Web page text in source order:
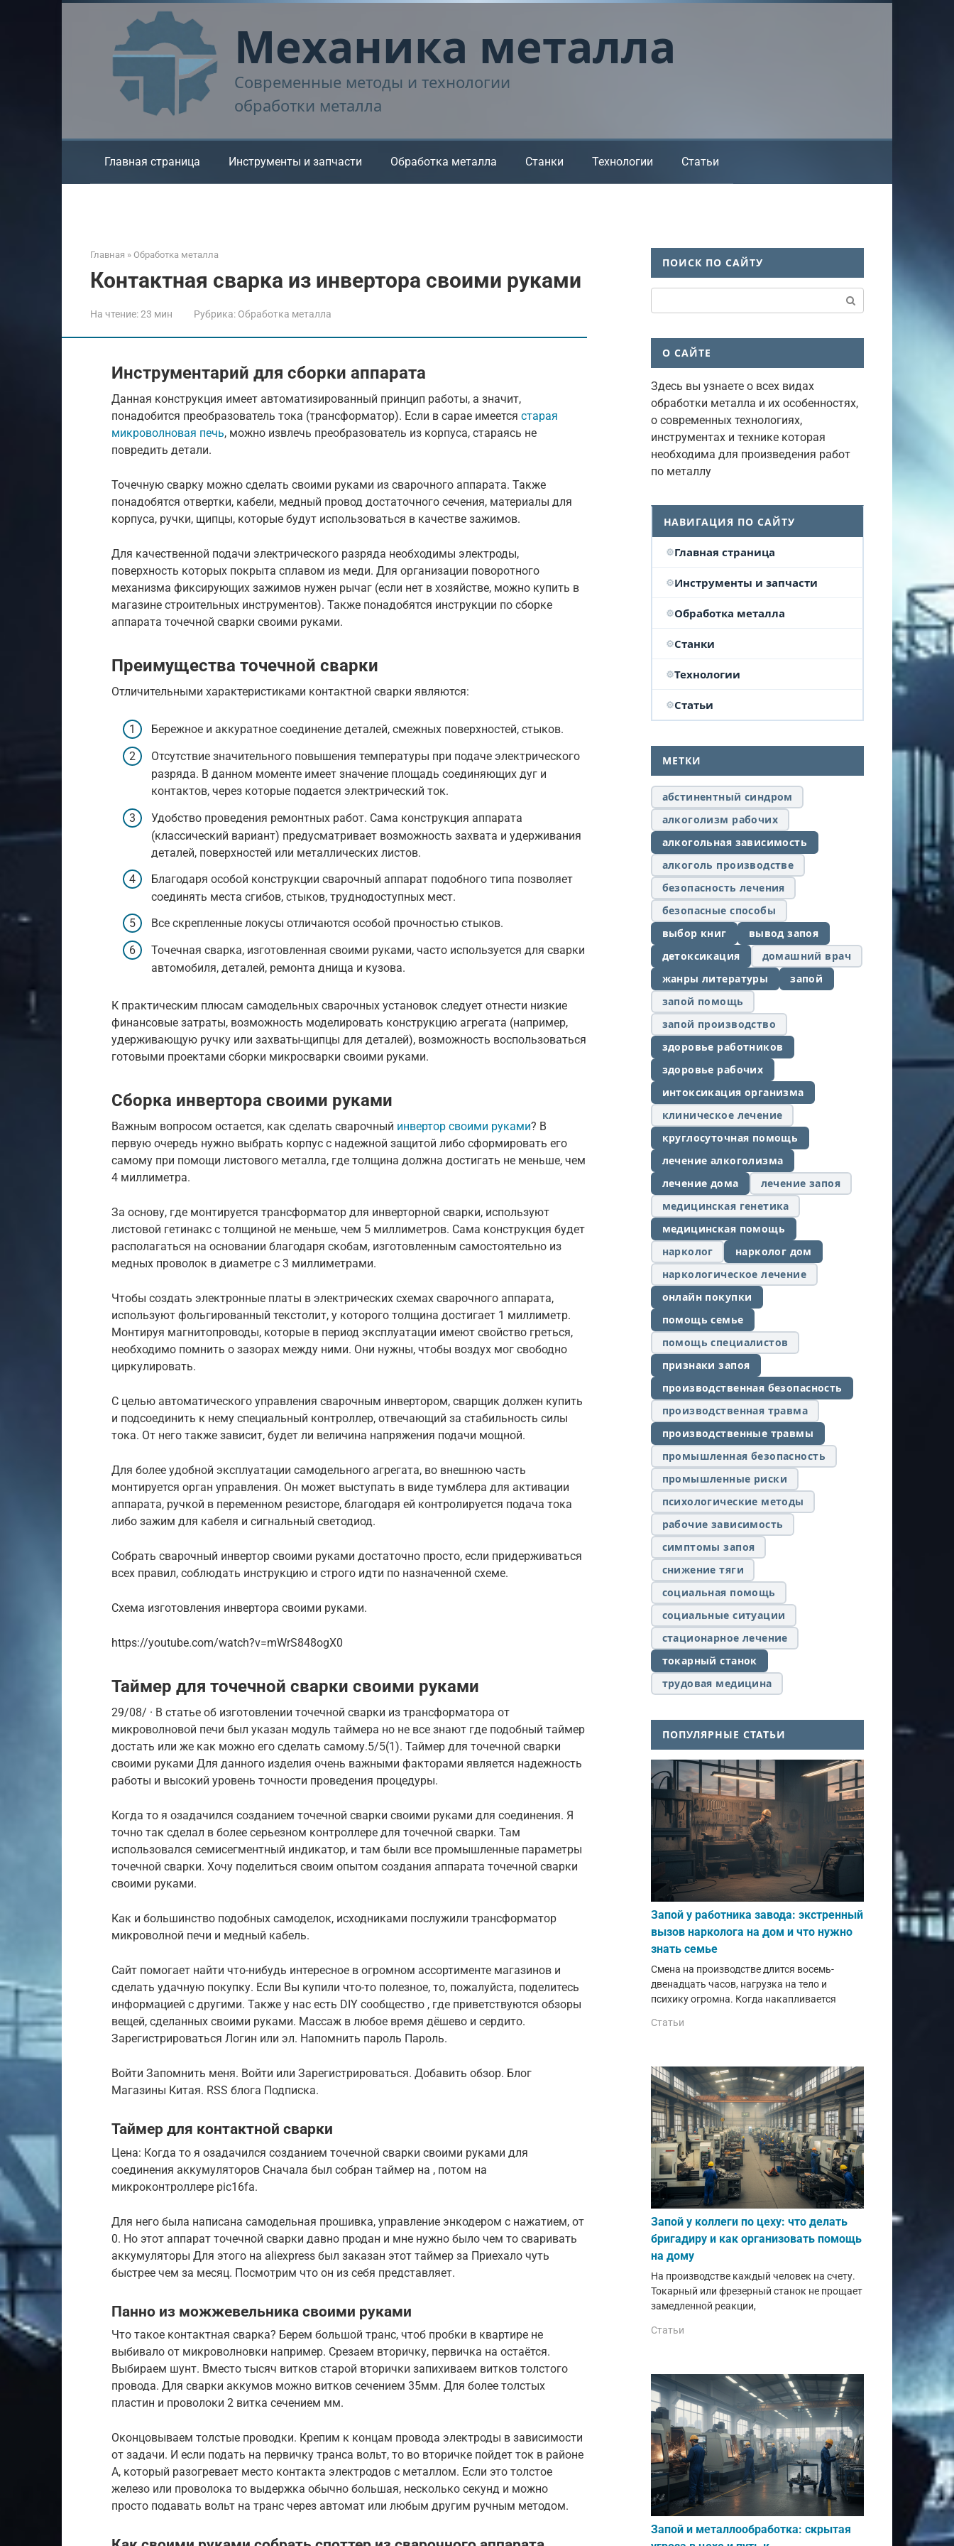
Механика металла
Современные методы и технологии
обработки металла
Главная страница Инструменты и запчасти Обработка металла Станки Технологии Статьи
Главная » Обработка металла
Контактная сварка из инвертора своими руками
На чтение:23 мин Рубрика: Обработка металла
Инструментарий для сборки аппарата
Данная конструкция имеет автоматизированный принцип работы, а значит,
понадобится преобразователь тока (трансформатор). Если в сарае имеется старая
микроволновая печь, можно извлечь преобразователь из корпуса, стараясь не
повредить детали.
Точечную сварку можно сделать своими руками из сварочного аппарата. Также
понадобятся отвертки, кабели, медный провод достаточного сечения, материалы для
корпуса, ручки, щипцы, которые будут использоваться в качестве зажимов.
Для качественной подачи электрического разряда необходимы электроды,
поверхность которых покрыта сплавом из меди. Для организации поворотного
механизма фиксирующих зажимов нужен рычаг (если нет в хозяйстве, можно купить в
магазине строительных инструментов). Также понадобятся инструкции по сборке
аппарата точечной сварки своими руками.
Преимущества точечной сварки
Отличительными характеристиками контактной сварки являются:
Бережное и аккуратное соединение деталей, смежных поверхностей, стыков.
Отсутствие значительного повышения температуры при подаче электрического
разряда. В данном моменте имеет значение площадь соединяющих дуг и
контактов, через которые подается электрический ток.
Удобство проведения ремонтных работ. Сама конструкция аппарата
(классический вариант) предусматривает возможность захвата и удерживания
деталей, поверхностей или металлических листов.
Благодаря особой конструкции сварочный аппарат подобного типа позволяет
соединять места сгибов, стыков, труднодоступных мест.
Все скрепленные локусы отличаются особой прочностью стыков.
Точечная сварка, изготовленная своими руками, часто используется для сварки
автомобиля, деталей, ремонта днища и кузова.
К практическим плюсам самодельных сварочных установок следует отнести низкие
финансовые затраты, возможность моделировать конструкцию агрегата (например,
удерживающую ручку или захваты-щипцы для деталей), возможность воспользоваться
готовыми проектами сборки микросварки своими руками.
Сборка инвертора своими руками
Важным вопросом остается, как сделать сварочный инвертор своими руками? В
первую очередь нужно выбрать корпус с надежной защитой либо сформировать его
самому при помощи листового металла, где толщина должна достигать не меньше, чем
4 миллиметра.
За основу, где монтируется трансформатор для инверторной сварки, используют
листовой гетинакс с толщиной не меньше, чем 5 миллиметров. Сама конструкция будет
располагаться на основании благодаря скобам, изготовленным самостоятельно из
медных проволок в диаметре с 3 миллиметрами.
Чтобы создать электронные платы в электрических схемах сварочного аппарата,
используют фольгированный текстолит, у которого толщина достигает 1 миллиметр.
Монтируя магнитопроводы, которые в период эксплуатации имеют свойство греться,
необходимо помнить о зазорах между ними. Они нужны, чтобы воздух мог свободно
циркулировать.
С целью автоматического управления сварочным инвертором, сварщик должен купить
и подсоединить к нему специальный контроллер, отвечающий за стабильность силы
тока. От него также зависит, будет ли величина напряжения подачи мощной.
Для более удобной эксплуатации самодельного агрегата, во внешнюю часть
монтируется орган управления. Он может выступать в виде тумблера для активации
аппарата, ручкой в переменном резисторе, благодаря ей контролируется подача тока
либо зажим для кабеля и сигнальный светодиод.
Собрать сварочный инвертор своими руками достаточно просто, если придерживаться
всех правил, соблюдать инструкцию и строго идти по назначенной схеме.
Схема изготовления инвертора своими руками.
https://youtube.com/watch?v=mWrS848ogX0
Таймер для точечной сварки своими руками
29/08/ · В статье об изготовлении точечной сварки из трансформатора от
микроволновой печи был указан модуль таймера но не все знают где подобный таймер
достать или же как можно его сделать самому.5/5(1). Таймер для точечной сварки
своими руками Для данного изделия очень важными факторами является надежность
работы и высокий уровень точности проведения процедуры.
Когда то я озадачился созданием точечной сварки своими руками для соединения. Я
точно так сделал в более серьезном контроллере для точечной сварки. Там
использовался семисегментный индикатор, и там были все промышленные параметры
точечной сварки. Хочу поделиться своим опытом создания аппарата точечной сварки
своими руками.
Как и большинство подобных самоделок, исходниками послужили трансформатор
микроволной печи и медный кабель.
Сайт помогает найти что-нибудь интересное в огромном ассортименте магазинов и
сделать удачную покупку. Если Вы купили что-то полезное, то, пожалуйста, поделитесь
информацией с другими. Также у нас есть DIY сообщество , где приветствуются обзоры
вещей, сделанных своими руками. Массаж в любое время дёшево и сердито.
Зарегистрироваться Логин или эл. Напомнить пароль Пароль.
Войти Запомнить меня. Войти или Зарегистрироваться. Добавить обзор. Блог
Магазины Китая. RSS блога Подписка.
Таймер для контактной сварки
Цена: Когда то я озадачился созданием точечной сварки своими руками для
соединения аккумуляторов Сначала был собран таймер на , потом на
микроконтроллере pic16fa.
Для него была написана самодельная прошивка, управление энкодером с нажатием, от
0. Но этот аппарат точечной сварки давно продан и мне нужно было чем то сваривать
аккумуляторы Для этого на aliexpress был заказан этот таймер за Приехало чуть
быстрее чем за месяц. Посмотрим что он из себя представляет.
Панно из можжевельника своими руками
Что такое контактная сварка? Берем большой транс, чтоб пробки в квартире не
выбивало от микроволновки например. Срезаем вторичку, первичка на остаётся.
Выбираем шунт. Вместо тысяч витков старой вторички запихиваем витков толстого
провода. Для сварки аккумов можно витков сечением 35мм. Для более толстых
пластин и проволоки 2 витка сечением мм.
Оконцовываем толстые проводки. Крепим к концам провода электроды в зависимости
от задачи. И если подать на первичку транса вольт, то во вторичке пойдет ток в районе
А, который разогревает место контакта электродов с металлом. Если это толстое
железо или проволока то выдержка обычно большая, несколько секунд и можно
просто подавать вольт на транс через автомат или любым другим ручным методом.
ПОИСК ПО САЙТУ
О САЙТЕ
Здесь вы узнаете о всех видах
обработки металла и их особенностях,
о современных технологиях,
инструментах и технике которая
необходима для произведения работ
по металлу
НАВИГАЦИЯ ПО САЙТУ
Главная страница
Инструменты и запчасти
Обработка металла
Станки
Технологии
Статьи
МЕТКИ
абстинентный синдром
алкоголизм рабочих
алкогольная зависимость
алкоголь производстве
безопасность лечения
безопасные способы
выбор книг
вывод запоя
детоксикация
домашний врач
жанры литературы
запой
запой помощь
запой производство
здоровье работников
здоровье рабочих
интоксикация организма
клиническое лечение
круглосуточная помощь
лечение алкоголизма
лечение дома
лечение запоя
медицинская генетика
медицинская помощь
нарколог
нарколог дом
наркологическое лечение
онлайн покупки
помощь семье
помощь специалистов
признаки запоя
производственная безопасность
производственная травма
производственные травмы
промышленная безопасность
промышленные риски
психологические методы
рабочие зависимость
симптомы запоя
снижение тяги
социальная помощь
социальные ситуации
стационарное лечение
токарный станок
трудовая медицина
ПОПУЛЯРНЫЕ СТАТЬИ
Запой у работника завода: экстренный
вызов нарколога на дом и что нужно
знать семье
Смена на производстве длится восемь-
двенадцать часов, нагрузка на тело и
психику огромна. Когда накапливается
Статьи
Запой у коллеги по цеху: что делать
бригадиру и как организовать помощь
на дому
На производстве каждый человек на счету.
Токарный или фрезерный станок не прощает
замедленной реакции,
Статьи
Запой и металлообработка: скрытая